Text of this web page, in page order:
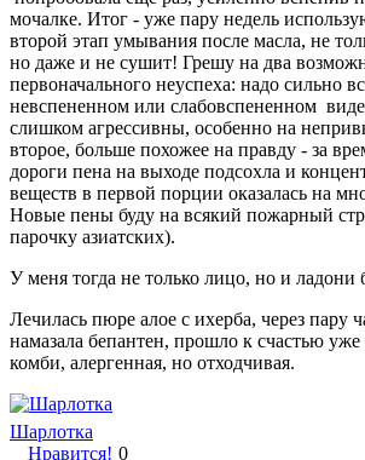
мочалке. Итог - уже пару недель
второй этап умывания после масла, не
но даже и не сушит! Грешу на два
первоначального неуспеха: надо сильно
невспененном или слабовспененном
слишком агрессивны, особенно на
второе, больше похожее на правду - за
дороги пена на выходе подсохла и
веществ в первой порции оказалась на
Новые пены буду на всякий пожарный
парочку азиатских).
У меня тогда не только лицо, но и
Лечилась пюре алое с ихерба, через пару
намазала бепантен, прошло к счастью уже
комби, алергенная, но отходчивая.
Шарлотка
Нравится! 0